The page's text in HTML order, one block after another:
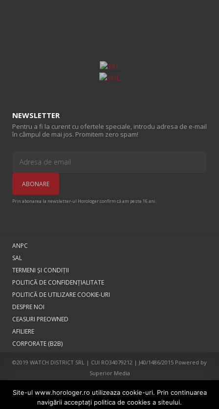
NEWSLETTER
Pentru a fi la curent cu ofertele speciale, introdu adresa de e-mail
în câmpul de mai jos. Promitem zero spam!
Prin abonarea la newsletter-ul Horologer confirm că am peste 16 ani.
ANPC
SAL
TERMENI ŞI CONDIŢII
POLITICĂ DE CONFIDENȚIALITATE
POLITICĂ DE UTILIZARE COOKIE-URI
DESPRE NOI
CEASURI PREOWNED
AFILIERE
CORPORATE (B2B)
©2019 WATCH DISTRICT SRL | CUI RO34079212 | J40/1486/2015 Powered by
Superior Media
Site-ul www.horologer.ro utilizeaza cookie-uri. Prin continuarea
navigării acceptaţi politica de cookies a siteului.